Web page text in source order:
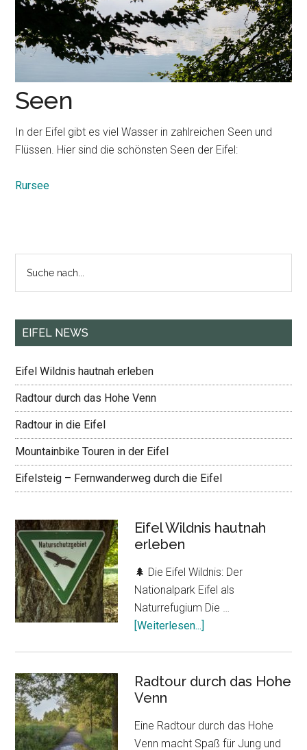
Seen
In der Eifel gibt es viel Wasser in zahlreichen Seen und
Flüssen. Hier sind die schönsten Seen der Eifel:
Rursee
Seitenspalte
nach...
EIFEL NEWS
Eifel Wildnis hautnah erleben
Radtour durch das Hohe Venn
Radtour in die Eifel
Mountainbike Touren in der Eifel
Eifelsteig – Fernwanderweg durch die Eifel
Eifel Wildnis hautnah
erleben
🌲 Die Eifel Wildnis: Der
Nationalpark Eifel als
Naturrefugium Die …
[Weiterlesen...]
erleben
Radtour durch das Hohe
Venn
Eine Radtour durch das Hohe
Venn macht Spaß für Jung und